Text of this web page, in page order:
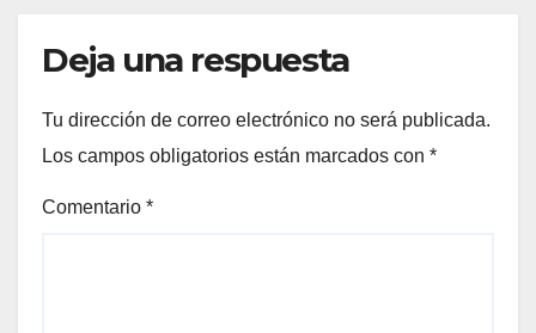
Deja una respuesta
Tu dirección de correo electrónico no será publicada.
Los campos obligatorios están marcados con *
Comentario *